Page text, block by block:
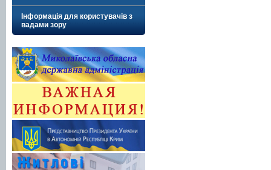
Інформація для користувачів з
вадами зору